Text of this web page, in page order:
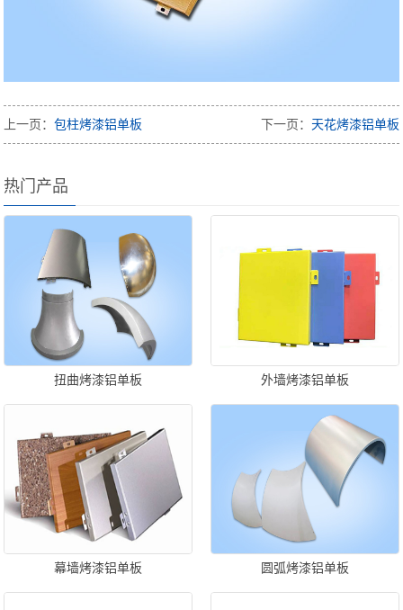
上一页：包柱烤漆铝单板 下一页： 天花烤漆铝单板
热门产品
扭曲烤漆铝单板 外墙烤漆铝单板
幕墙烤漆铝单板 圆弧烤漆铝单板